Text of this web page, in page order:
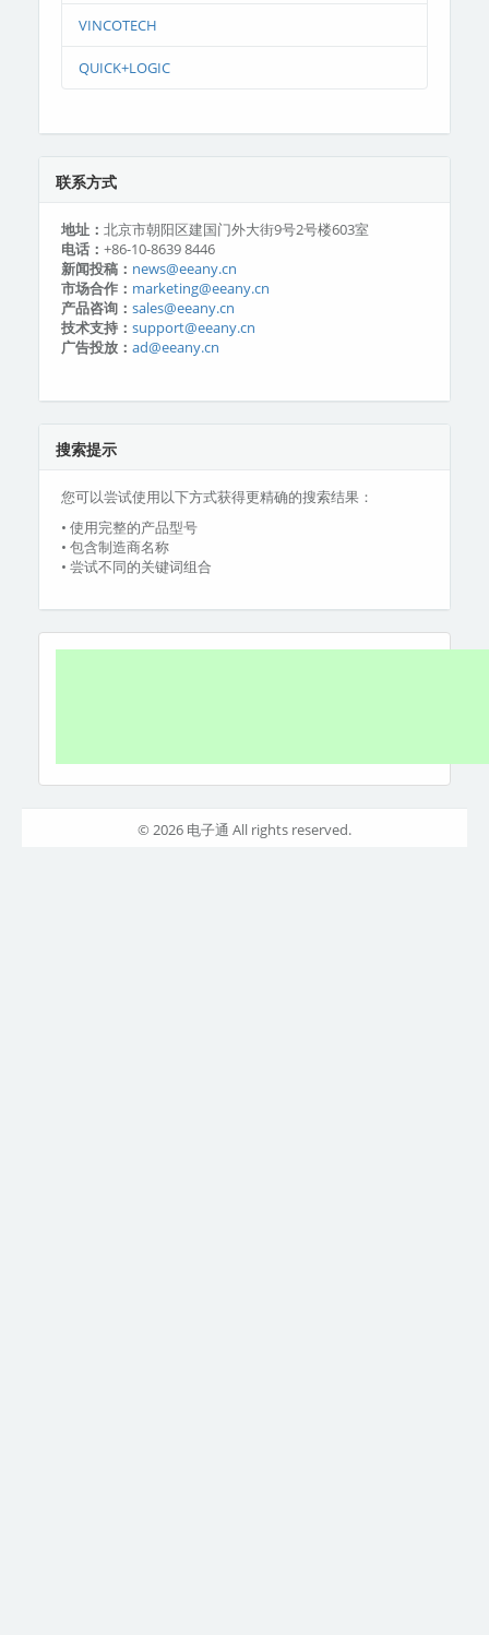
VINCOTECH
QUICK+LOGIC
联系方式
地址： 北京市朝阳区建国门外大街9号2号楼603室
电话： +86-10-8639 8446
新闻投稿： news@eeany.cn
市场合作： marketing@eeany.cn
产品咨询： sales@eeany.cn
技术支持： support@eeany.cn
广告投放： ad@eeany.cn
搜索提示
您可以尝试使用以下方式获得更精确的搜索结果：
• 使用完整的产品型号
• 包含制造商名称
• 尝试不同的关键词组合
© 2026 电子通 All rights reserved.